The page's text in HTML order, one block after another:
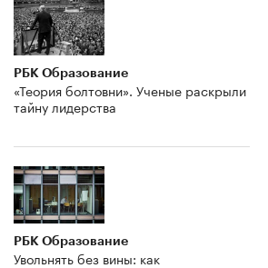
РБК Образование
«Теория болтовни». Ученые раскрыли
тайну лидерства
РБК Образование
Увольнять без вины: как